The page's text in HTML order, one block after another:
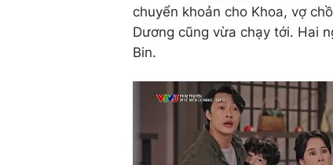
chuyển khoản cho Khoa, vợ
Dương cũng vừa chạy tới. Hai
Bin.